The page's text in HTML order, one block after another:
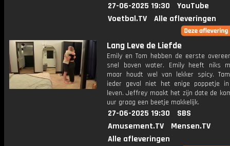
27-06-2025 19:30
YouTube
Voetbal.TV
Alle afleveringen
Lang Leve de Liefde
Emily en Tom hebben de eerste
snel boven water. Emily heeft niks
maar houdt wel van lekker spicy.
ieder geval niet het enige poppetje
leven. Jeffrey maakt het zijn date de
uur graag een beetje makkelijk.
27-06-2025 19:30
SBS
Amusement.TV
Mensen.TV
Alle afleveringen